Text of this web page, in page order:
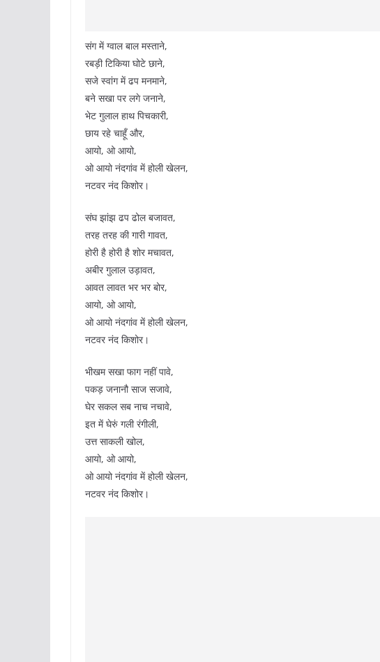
संग में ग्वाल बाल मस्ताने,
रबड़ी टिकिया घोटे छाने,
सजे स्वांग में ढप मनमाने,
बने सखा पर लगे जनाने,
भेट गुलाल हाथ पिचकारी,
छाय रहे चाहूँ और,
आयो, ओ आयो,
ओ आयो नंदगांव में होली खेलन,
नटवर नंद किशोर।
संघ झांझ ढप ढोल बजावत,
तरह तरह की गारी गावत,
होरी है होरी है शोर मचावत,
अबीर गुलाल उड़ावत,
आवत लावत भर भर बोर,
आयो, ओ आयो,
ओ आयो नंदगांव में होली खेलन,
नटवर नंद किशोर।
भीखम सखा फाग नहीं पावे,
पकड़ जनानौ साज सजावे,
घेर सकल सब नाच नचावे,
इत में घेरुं गली रंगीली,
उत्त साकली खोल,
आयो, ओ आयो,
ओ आयो नंदगांव में होली खेलन,
नटवर नंद किशोर।